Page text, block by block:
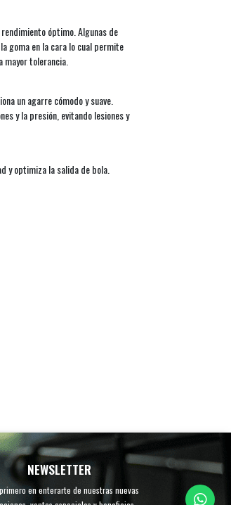
óptimo. Algunas de
goma en la cara lo cual permite
tolerancia.
un agarre cómodo y suave.
y la presión, evitando lesiones y
y optimiza la salida de bola.
NEWSLETTER
en enterarte de nuestras nuevas